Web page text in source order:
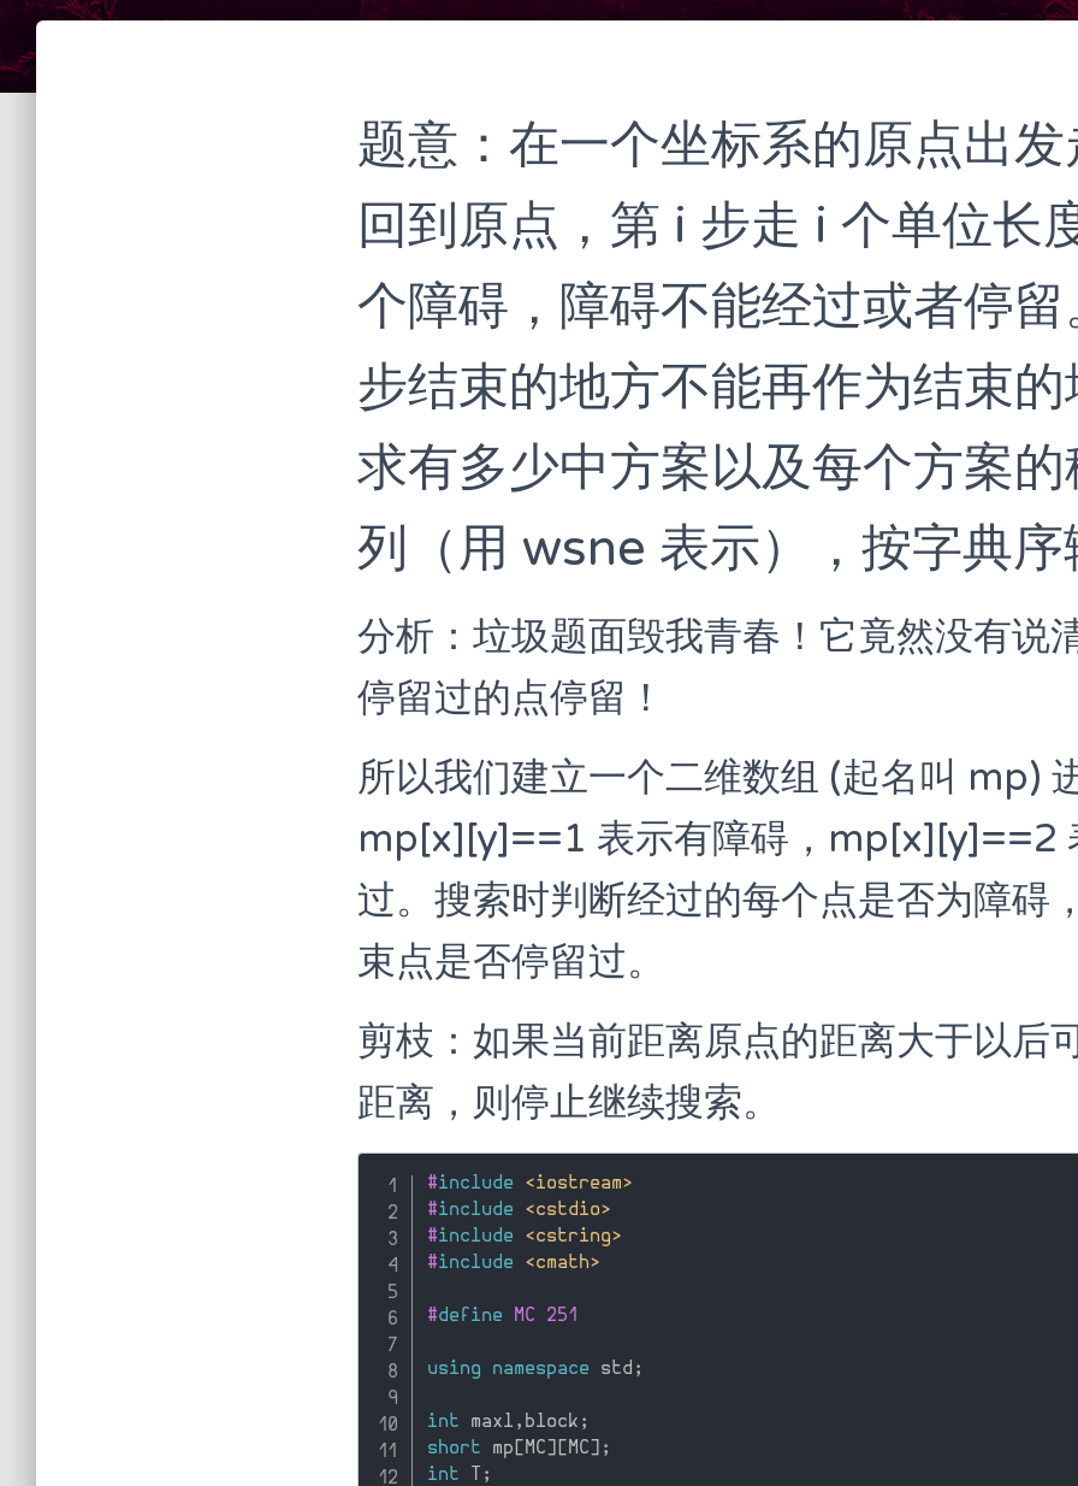
题意：在一个坐标系的原点出
回到原点，第 i 步走 i 个单位长
个障碍，障碍不能经过或者停
步结束的地方不能再作为结束
求有多少中方案以及每个方案
列（用 wsne 表示），按字典序
分析：垃圾题面毁我青春！它竟然没有说
停留过的点停留！
所以我们建立一个二维数组 (起名叫 mp)
mp[x][y]==1 表示有障碍，mp[x][y]==2
过。搜索时判断经过的每个点是否为障碍
束点是否停留过。
剪枝：如果当前距离原点的距离大于以后
距离，则停止继续搜索。
#include
<iostream>
#include
<cstdio>
#include
<cstring>
#include <cmath>
#define MC 251
using namespace std ;
int maxl , block ;
short mp [MC] [MC] ;
int T ;